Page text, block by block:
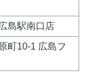
島駅南口店
町10-1 広島フ